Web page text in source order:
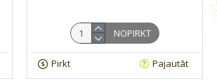
NOPIRKT
Pirkt Pajautāt